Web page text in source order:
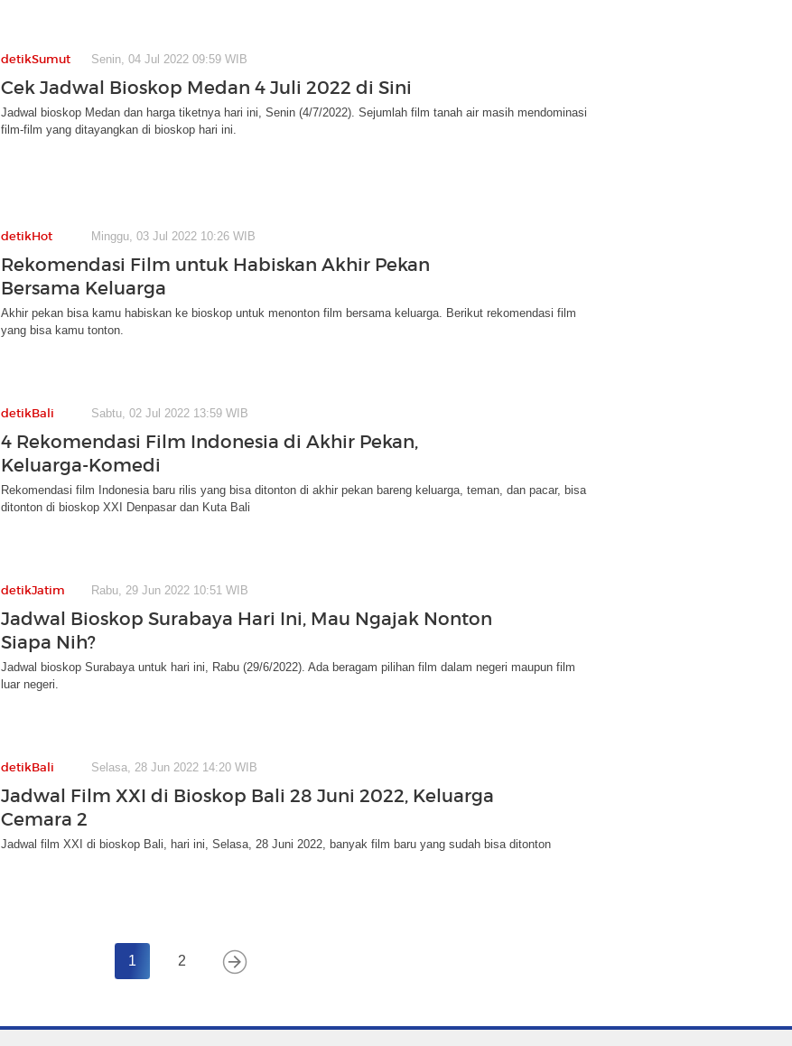
detikSumut Senin, 04 Jul 2022 09:59 WIB
Cek Jadwal Bioskop Medan 4 Juli 2022 di Sini
Jadwal bioskop Medan dan harga tiketnya hari ini, Senin (4/7/2022). Sejumlah film tanah air masih mendominasi
film-film yang ditayangkan di bioskop hari ini.
detikHot Minggu, 03 Jul 2022 10:26 WIB
Rekomendasi Film untuk Habiskan Akhir Pekan
Bersama Keluarga
Akhir pekan bisa kamu habiskan ke bioskop untuk menonton film bersama keluarga. Berikut rekomendasi film
yang bisa kamu tonton.
detikBali Sabtu, 02 Jul 2022 13:59 WIB
4 Rekomendasi Film Indonesia di Akhir Pekan,
Keluarga-Komedi
Rekomendasi film Indonesia baru rilis yang bisa ditonton di akhir pekan bareng keluarga, teman, dan pacar, bisa
ditonton di bioskop XXI Denpasar dan Kuta Bali
detikJatim Rabu, 29 Jun 2022 10:51 WIB
Jadwal Bioskop Surabaya Hari Ini, Mau Ngajak Nonton
Siapa Nih?
Jadwal bioskop Surabaya untuk hari ini, Rabu (29/6/2022). Ada beragam pilihan film dalam negeri maupun film
luar negeri.
detikBali Selasa, 28 Jun 2022 14:20 WIB
Jadwal Film XXI di Bioskop Bali 28 Juni 2022, Keluarga
Cemara 2
Jadwal film XXI di bioskop Bali, hari ini, Selasa, 28 Juni 2022, banyak film baru yang sudah bisa ditonton
1 2